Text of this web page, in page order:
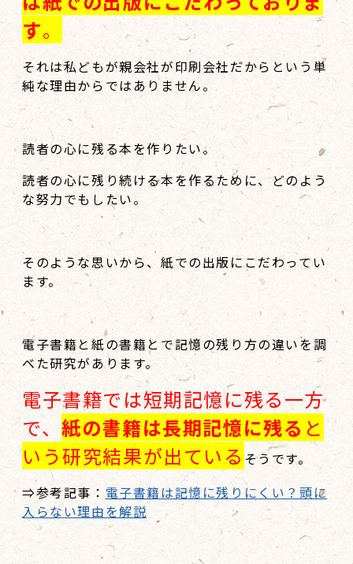
す。
それは私どもが親会社が印刷会社だからという単
純な理由からではありません。
読者の心に残る本を作りたい。
読者の心に残り続ける本を作るために、どのよう
な努力でもしたい。
そのような思いから、紙での出版にこだわってい
ます。
電子書籍と紙の書籍とで記憶の残り方の違いを調
べた研究があります。
電子書籍では短期記憶に残る一方
で、紙の書籍は長期記憶に残る と
いう研究結果が出ている そうです。
⇒参考記事： 電子書籍は記憶に残りにくい？頭に
入らない理由を解説